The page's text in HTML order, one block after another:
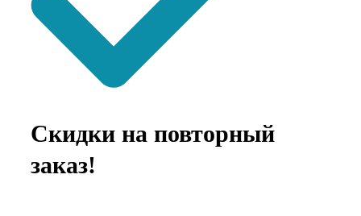
Скидки на повторный
заказ!